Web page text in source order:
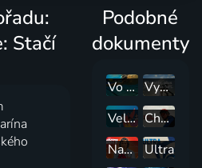
Stačí
Podobné
dokumenty
Vo vnútri mysle šampióna
Vyššie, rýchlejšie, silnejšie
Velikáni
Chasing Cobbles: Mads Pedersen
Nasty - Víc než jen tenis
Ultra